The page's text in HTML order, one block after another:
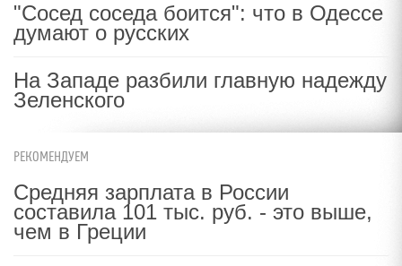
"Сосед соседа боится": что в Одессе
думают о русских
На Западе разбили главную надежду
Зеленского
РЕКОМЕНДУЕМ
Средняя зарплата в России
составила 101 тыс. руб. - это выше,
чем в Греции